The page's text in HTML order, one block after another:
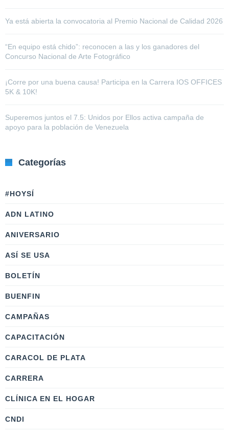
Ya está abierta la convocatoria al Premio Nacional de Calidad 2026
“En equipo está chido”: reconocen a las y los ganadores del
Concurso Nacional de Arte Fotográfico
¡Corre por una buena causa! Participa en la Carrera IOS OFFICES
5K & 10K!
Superemos juntos el 7.5: Unidos por Ellos activa campaña de
apoyo para la población de Venezuela
Categorías
#HOYSÍ
ADN LATINO
ANIVERSARIO
ASÍ SE USA
BOLETÍN
BUENFIN
CAMPAÑAS
CAPACITACIÓN
CARACOL DE PLATA
CARRERA
CLÍNICA EN EL HOGAR
CNDI